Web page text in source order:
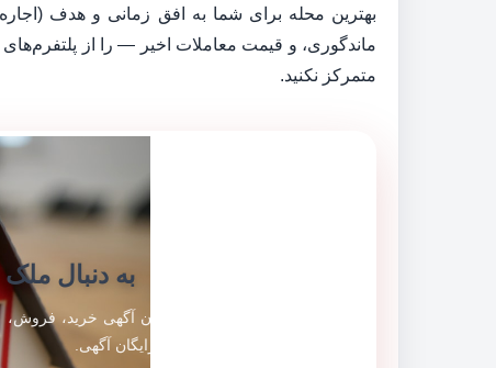
بهترین محله برای شما به افق زمانی و هدف
متمرکز نکنید.
به دنبال
هزاران آگهی خرید،
ثبت رایگان آگهی.